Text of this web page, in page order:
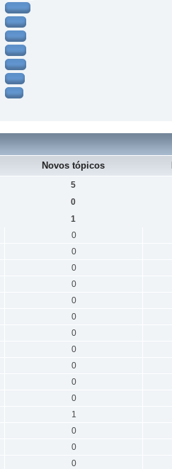
Novos tópicos
5
0
1
0
0
0
0
0
0
0
0
0
0
0
1
0
0
0